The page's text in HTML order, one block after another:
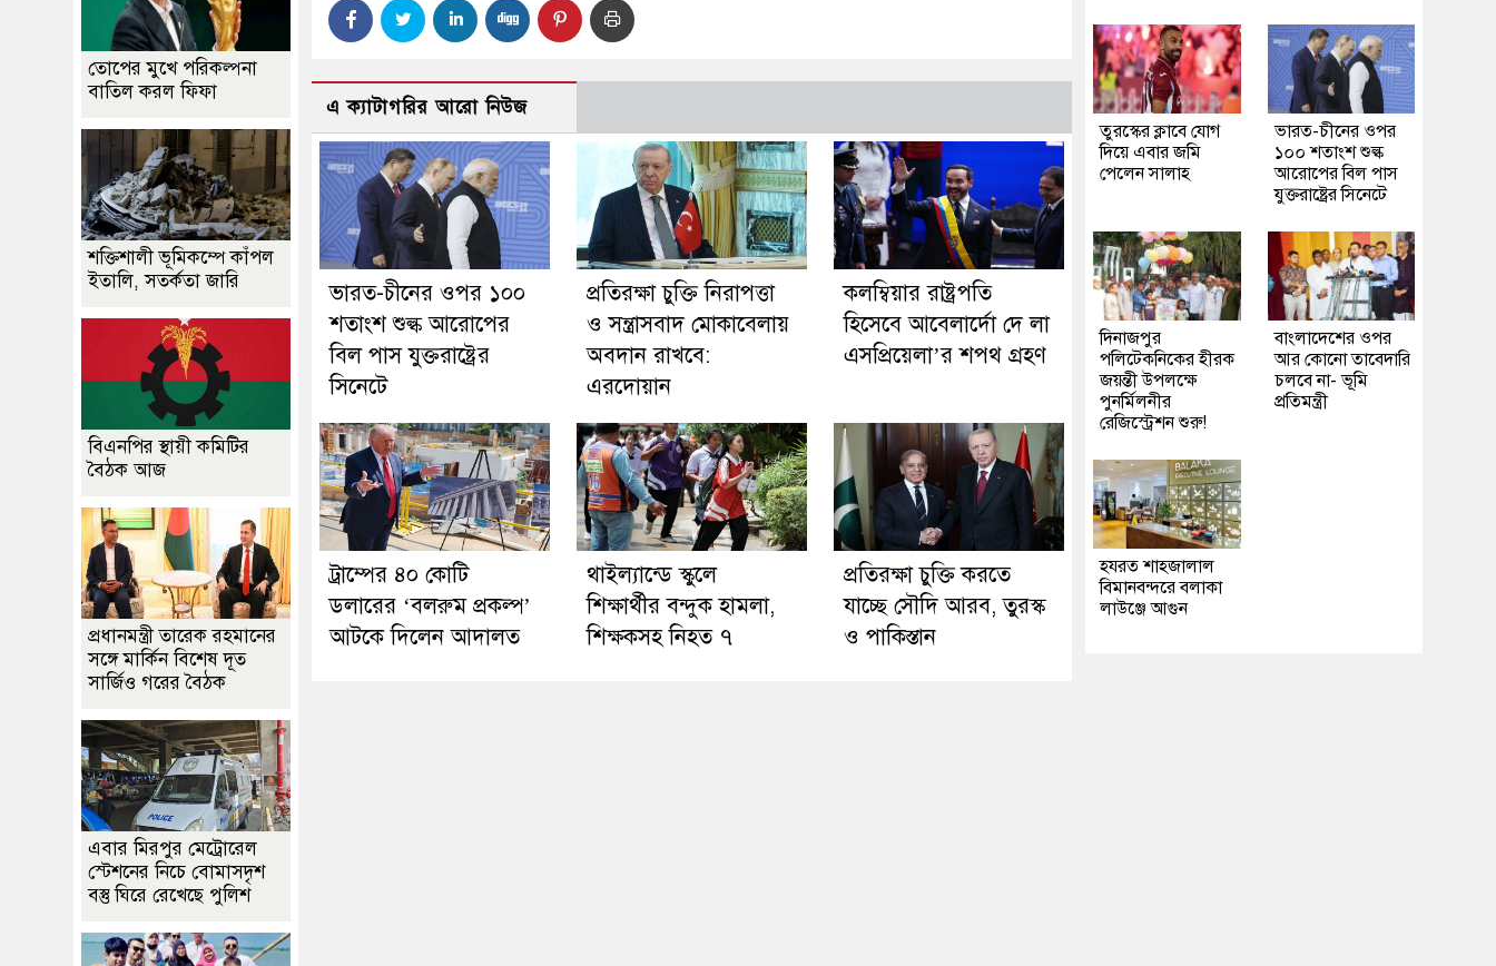
এ ক্যাটাগরির আরো নিউজ
ভারত-চীনের ওপর ১০০
শতাংশ শুল্ক আরোপের
বিল পাস যুক্তরাষ্ট্রের
সিনেটে
প্রতিরক্ষা চুক্তি নিরাপত্তা
ও সন্ত্রাসবাদ মোকাবেলায়
অবদান রাখবে:
এরদোয়ান
কলম্বিয়ার রাষ্ট্রপতি
হিসেবে আবেলার্দো দে লা
এসপ্রিয়েলা’র শপথ গ্রহণ
ট্রাম্পের ৪০ কোটি
ডলারের ‘বলরুম প্রকল্প’
আটকে দিলেন আদালত
থাইল্যান্ডে স্কুলে
শিক্ষার্থীর বন্দুক হামলা,
শিক্ষকসহ নিহত ৭
প্রতিরক্ষা চুক্তি করতে
যাচ্ছে সৌদি আরব, তুরস্ক
ও পাকিস্তান
তোপের মুখে পরিকল্পনা
বাতিল করল ফিফা
শক্তিশালী ভূমিকম্পে কাঁপল
ইতালি, সতর্কতা জারি
বিএনপির স্থায়ী কমিটির
বৈঠক আজ
প্রধানমন্ত্রী তারেক রহমানের
সঙ্গে মার্কিন বিশেষ দূত
সার্জিও গরের বৈঠক
এবার মিরপুর মেট্রোরেল
স্টেশনের নিচে বোমাসদৃশ
বস্তু ঘিরে রেখেছে পুলিশ
তুরস্কের ক্লাবে যোগ
দিয়ে এবার জমি
পেলেন সালাহ
ভারত-চীনের ওপর
১০০ শতাংশ শুল্ক
আরোপের বিল পাস
যুক্তরাষ্ট্রের সিনেটে
দিনাজপুর
পলিটেকনিকের হীরক
জয়ন্তী উপলক্ষে
পুনর্মিলনীর
রেজিস্ট্রেশন শুরু!
বাংলাদেশের ওপর
আর কোনো তাবেদারি
চলবে না- ভূমি
প্রতিমন্ত্রী
হযরত শাহজালাল
বিমানবন্দরে বলাকা
লাউঞ্জে আগুন